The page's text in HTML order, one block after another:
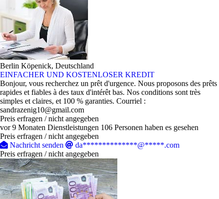
Berlin Köpenick, Deutschland
EINFACHER UND KOSTENLOSER KREDIT
Bonjour, vous recherchez un prêt d'urgence. Nous proposons des prêts
rapides et fiables à des taux d'intérêt bas. Nos conditions sont très
simples et claires, et 100 % garanties. Courriel :
sandrazenig10@gmail.com
Preis erfragen / nicht angegeben
vor 9 Monaten Dienstleistungen 106 Personen haben es gesehen
Preis erfragen / nicht angegeben
Nachricht senden
da**************@*****.com
Preis erfragen / nicht angegeben